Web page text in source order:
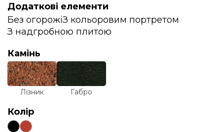
Додаткові елементи
Без огорожіЗ кольоровим портретом
З надгробною плитою
Камінь
Лізник Габро
Колір